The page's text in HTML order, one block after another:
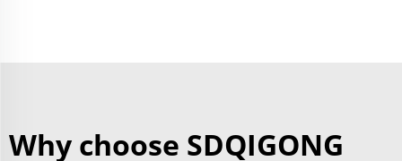
Why choose SDQIGONG